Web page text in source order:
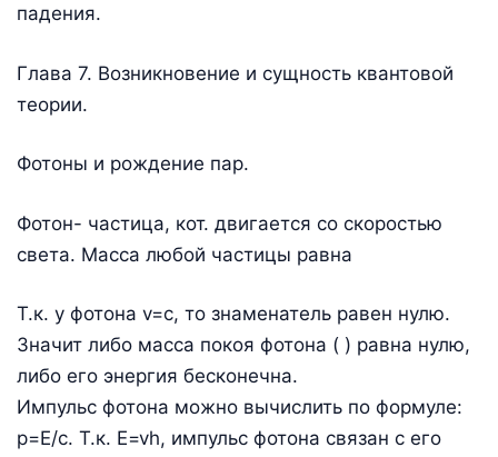
падения.
Глава 7. Возникновение и сущность квантовой
теории.
Фотоны и рождение пар.
Фотон- частица, кот. двигается со скоростью
света. Масса любой частицы равна
Т.к. у фотона v=c, то знаменатель равен нулю.
Значит либо масса покоя фотона ( ) равна нулю,
либо его энергия бесконечна.
Импульс фотона можно вычислить по формуле:
p=E/c. Т.к. E=vh, импульс фотона связан с его